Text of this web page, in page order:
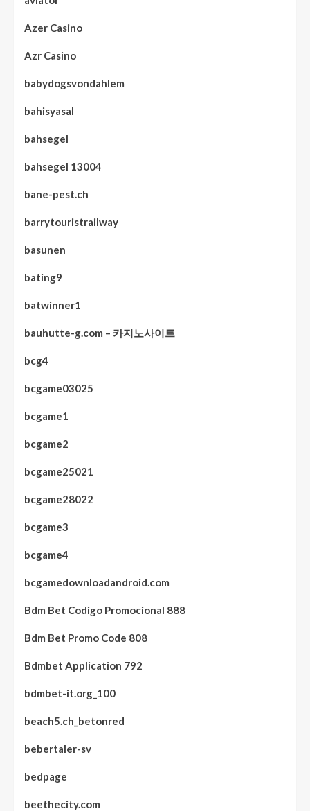
Azer Casino
Azr Casino
babydogsvondahlem
bahisyasal
bahsegel
bahsegel 13004
bane-pest.ch
barrytouristrailway
basunen
bating9
batwinner1
bauhutte-g.com – 카지노사이트
bcg4
bcgame03025
bcgame1
bcgame2
bcgame25021
bcgame28022
bcgame3
bcgame4
bcgamedownloadandroid.com
Bdm Bet Codigo Promocional 888
Bdm Bet Promo Code 808
Bdmbet Application 792
bdmbet-it.org_100
beach5.ch_betonred
bebertaler-sv
bedpage
beethecity.com